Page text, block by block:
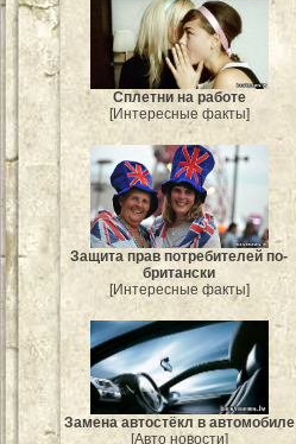
Сплетни на работе
[Интересные факты]
Защита прав потребителей по-
британски
[Интересные факты]
Замена автостёкл в автомобиле
[Авто новости]